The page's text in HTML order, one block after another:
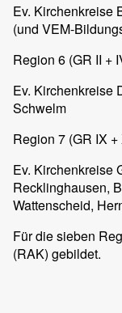
Ev. Kirchenkreise
(und VEM-
Region 6 (GR II +
Ev. Kirchenkreise
Schwelm
Region 7 (GR IX +
Ev. Kirchenkreise
Recklinghausen,
Wattenscheid,
Für die sieben
(RAK) gebildet.